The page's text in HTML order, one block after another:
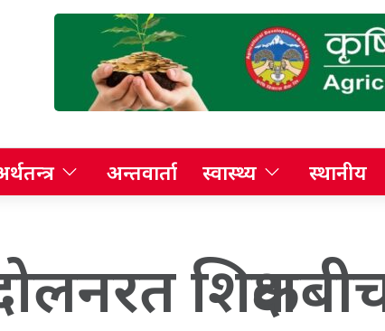
अन्तवार्ता स्वास्थ्य स्थानीय